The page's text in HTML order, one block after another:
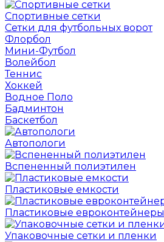
Спортивные сетки
Сетки для футбольных ворот
Флорбол
Мини-Футбол
Волейбол
Теннис
Хоккей
Водное Поло
Бадминтон
Баскетбол
Автопологи
Вспененный полиэтилен
Пластиковые емкости
Пластиковые евроконтейнеры
Упаковочные сетки и пленки